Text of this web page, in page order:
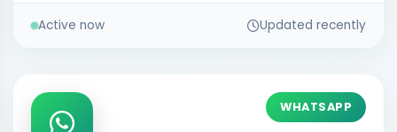
Active now Updated recently
WHATSAPP